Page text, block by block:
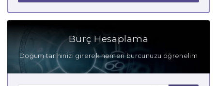
Burç Hesaplama
Doğum tarihinizi girerek hemen burcunuzu öğrenelim